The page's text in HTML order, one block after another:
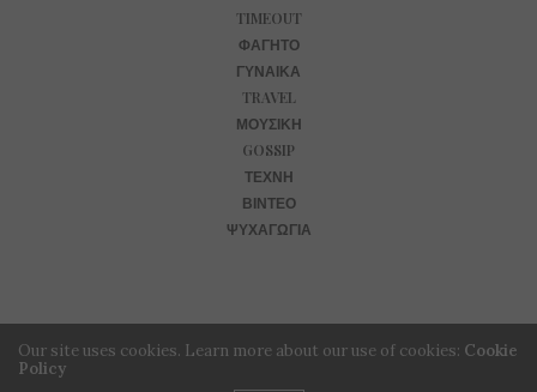
TIMEOUT
ΦΑΓΗΤΌ
ΓΥΝΑΊΚΑ
TRAVEL
ΜΟΥΣΙΚΉ
GOSSIP
ΤΈΧΝΗ
ΒΊΝΤΕΟ
ΨΥΧΑΓΩΓΊΑ
Our site uses cookies. Learn more about our use of cookies: Cookie
Policy